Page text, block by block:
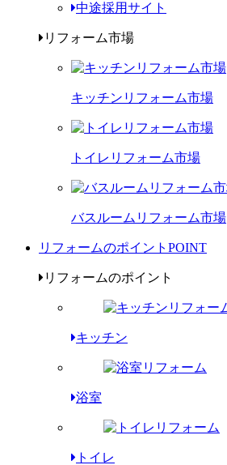
中途採用サイト
リフォーム市場
キッチンリフォーム市場
トイレリフォーム市場
バスルームリフォーム市場
リフォームのポイント POINT
リフォームのポイント
キッチン
浴室
トイレ